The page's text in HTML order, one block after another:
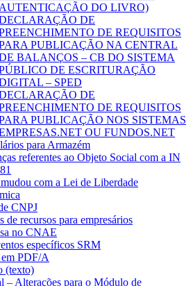
AUTENTICAÇÃO DO LIVRO)
DE
DE REQUISITOS
PUBLICAÇÃO NA CENTRAL
BALANÇOS – CB DO SISTEMA
DE ESCRITURAÇÃO
– SPED
DE
DE REQUISITOS
PUBLICAÇÃO NOS SISTEMAS
OU FUNDOS.NET
para Armazém
referentes ao Objeto Social com a IN
com a Lei de Liberdade
CNPJ
de recursos para empresários
no CNAE
específicos SRM
PDF/A
(texto)
– Alterações para o Módulo de